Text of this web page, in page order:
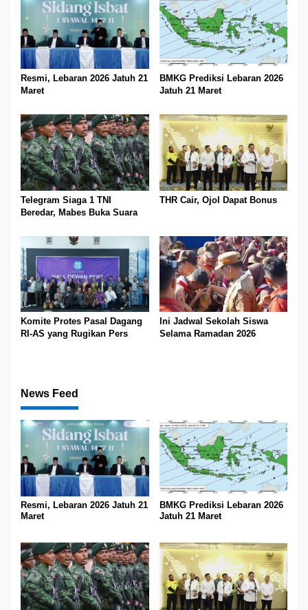
s
Resmi, Lebaran 2026 Jatuh 21
Maret
BMKG Prediksi Lebaran 2026
Jatuh 21 Maret
Telegram Siaga 1 TNI
Beredar, Mabes Buka Suara
THR Cair, Ojol Dapat Bonus
Komite Protes Pasal Dagang
RI-AS yang Rugikan Pers
Ini Jadwal Sekolah Siswa
Selama Ramadan 2026
News Feed
Resmi, Lebaran 2026 Jatuh 21
Maret
BMKG Prediksi Lebaran 2026
Jatuh 21 Maret